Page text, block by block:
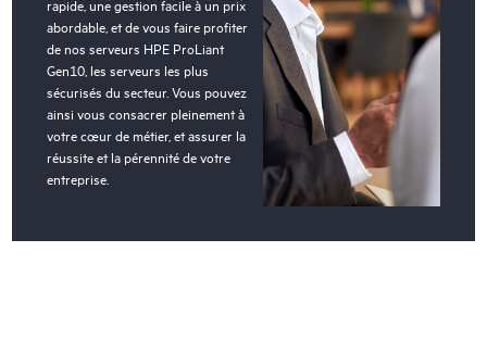
rapide, une gestion facile à un prix
abordable, et de vous faire profiter
de nos serveurs HPE ProLiant
Gen10, les serveurs les plus
sécurisés du secteur. Vous pouvez
ainsi vous consacrer pleinement à
votre cœur de métier, et assurer la
réussite et la pérennité de votre
entreprise.